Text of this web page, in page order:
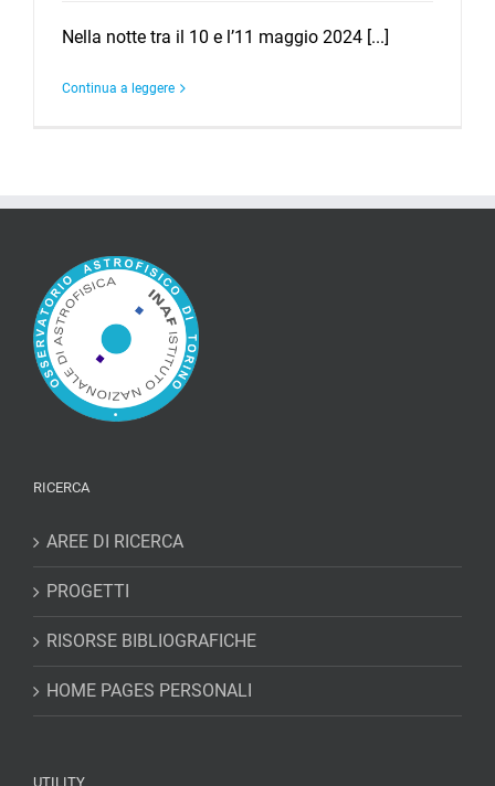
Nella notte tra il 10 e l’11 maggio 2024 [...]
Continua a leggere
RICERCA
AREE DI RICERCA
PROGETTI
RISORSE BIBLIOGRAFICHE
HOME PAGES PERSONALI
UTILITY